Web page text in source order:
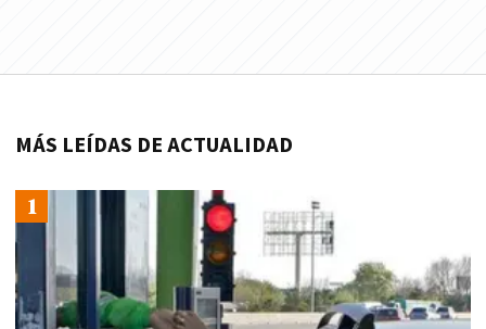
MÁS LEÍDAS DE ACTUALIDAD